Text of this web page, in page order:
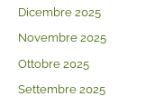
Dicembre 2025
Novembre 2025
Ottobre 2025
Settembre 2025